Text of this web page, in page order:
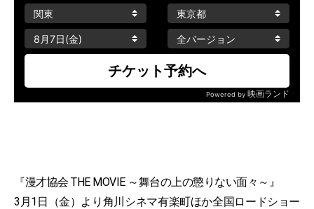
『漫才協会 THE MOVIE ～舞台の上の懲りない面々～』
3月1日（金）より角川シネマ有楽町ほか全国ロードショー